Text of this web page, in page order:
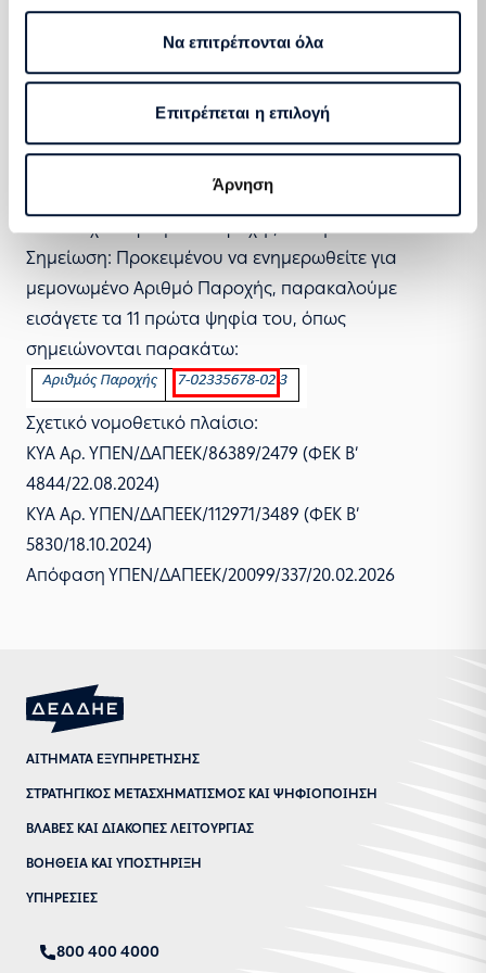
Να επιτρέπονται όλα
Επιτρέπεται η επιλογή
Άρνηση
περιπτώσεις των παροχών για τις οποίες το
προκύπτον ποσό είναι μικρότερο του ενός λεπτού (<
0,01 €). Στις περιπτώσεις αυτές και σύμφωνα με το
άρθρο 9 παρ.4 της Απόφασης Επιμερισμού, τα ποσά
δεν αποδίδονται, αλλά παραμένουν για να
Για να εισέλθετε στην εφαρμογή αναζήτησης
δικαιούχων Αριθμών Παροχήςπατήστε εδώ.
Σημείωση: Προκειμένου να ενημερωθείτε για
μεμονωμένο Αριθμό Παροχής, παρακαλούμε
εισάγετε τα 11 πρώτα ψηφία του, όπως
σημειώνονται παρακάτω:
Σχετικό νομοθετικό πλαίσιο:
ΚΥΑ Αρ. ΥΠΕΝ/ΔΑΠΕΕΚ/86389/2479 (ΦΕΚ Β’
4844/22.08.2024)
ΚΥΑ Αρ. ΥΠΕΝ/ΔΑΠΕΕΚ/112971/3489 (ΦΕΚ Β’
5830/18.10.2024)
Απόφαση ΥΠΕΝ/ΔΑΠΕΕΚ/20099/337/20.02.2026
ΑΙΤΗΜΑΤΑ ΕΞΥΠΗΡΕΤΗΣΗΣ
ΣΤΡΑΤΗΓΙΚΟΣ ΜΕΤΑΣΧΗΜΑΤΙΣΜΟΣ ΚΑΙ ΨΗΦΙΟΠΟΙΗΣΗ
ΒΛΑΒΕΣ ΚΑΙ ΔΙΑΚΟΠΕΣ ΛΕΙΤΟΥΡΓΙΑΣ
ΒΟΗΘΕΙΑ ΚΑΙ ΥΠΟΣΤΗΡΙΞΗ
ΥΠΗΡΕΣΙΕΣ
800 400 4000